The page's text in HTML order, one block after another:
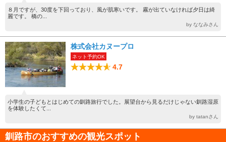
８月ですが、30度を下回っており、風が肌寒いです。 霧が出ていなければ夕日は綺
麗です。 橋の...
by ななみさん
株式会社カヌープロ
ネット予約OK
4.7
小学生の子どもとはじめての釧路旅行でした。展望台から見るだけじゃない釧路湿原
を体験したくて...
by tatanさん
釧路市のおすすめの観光スポット